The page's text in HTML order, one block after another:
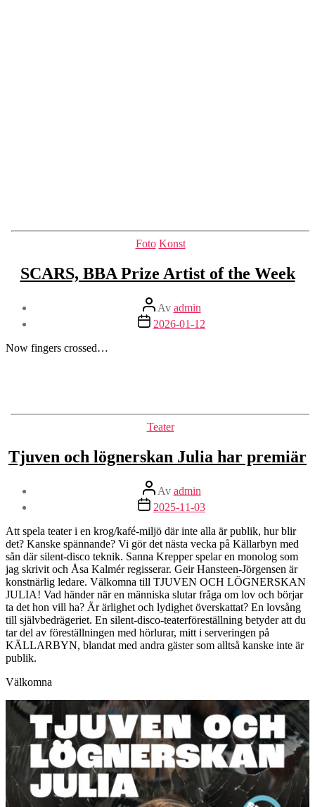
Kategorier
Foto Konst
SCARS, BBA Prize Artist of the Week
Inläggsförfattare
Av admin
Inläggsdatum
2026-01-12
Now fingers crossed…
Kategorier
Teater
Tjuven och lögnerskan Julia har premiär
Inläggsförfattare
Av admin
Inläggsdatum
2025-11-03
Att spela teater i en krog/kafé-miljö där inte alla är publik, hur blir
det? Kanske spännande? Vi gör det nästa vecka på Källarbyn med
sån där silent-disco teknik. Sanna Krepper spelar en monolog som
jag skrivit och Åsa Kalmér regisserar. Geir Hansteen-Jörgensen är
konstnärlig ledare. Välkomna till TJUVEN OCH LÖGNERSKAN
JULIA! Vad händer när en människa slutar fråga om lov och börjar
ta det hon vill ha? Är ärlighet och lydighet överskattat? En lovsång
till självbedrägeriet. En silent-disco-teaterföreställning betyder att du
tar del av föreställningen med hörlurar, mitt i serveringen på
KÄLLARBYN, blandat med andra gäster som alltså kanske inte är
publik.
Välkomna